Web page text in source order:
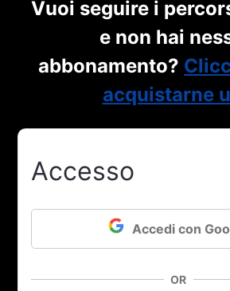
Vuoi seguire i
e non hai
abbonamento?
acquistarne
Accesso
Accedi con
OR